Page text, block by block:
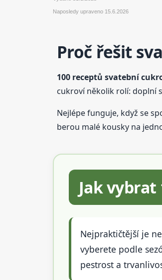
Naposledy upraveno 15.6.2026
Proč řešit
100 receptů svatební
cukroví několik rolí: doplní
Nejlépe funguje, když se
berou malé kousky na
Jak
Nejpraktičtější je
vyberete podle
pestrost a